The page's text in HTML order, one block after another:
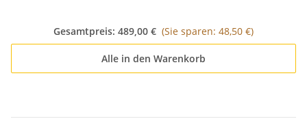
Gesamtpreis: 489,00 € (Sie sparen: 48,50 €)
Alle in den Warenkorb